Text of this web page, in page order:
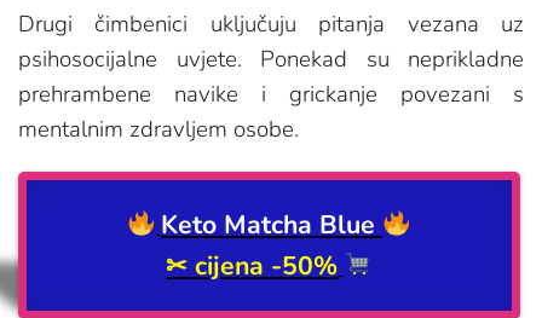
Drugi čimbenici uključuju pitanja vezana uz
psihosocijalne uvjete. Ponekad su neprikladne
prehrambene navike i grickanje povezani s
mentalnim zdravljem osobe.
Keto Matcha Blue
✂ cijena -50%